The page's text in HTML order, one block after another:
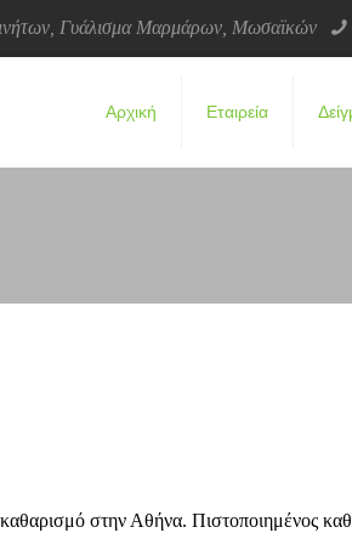
Γυάλισμα Μαρμάρων, Μωσαϊκών
Αρχική Εταιρεία
στην Αθήνα. Πιστοποιημένος